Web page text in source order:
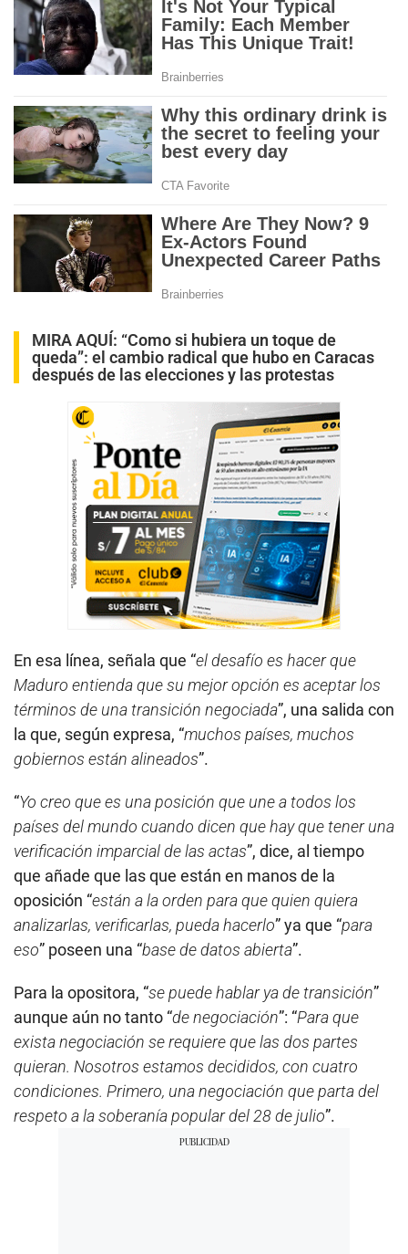
MIRA AQUÍ: “Como si hubiera un toque de
queda”: el cambio radical que hubo en Caracas
después de las elecciones y las protestas
En esa línea, señala que “el desafío es hacer que
Maduro entienda que su mejor opción es aceptar los
términos de una transición negociada”, una salida con
la que, según expresa, “muchos países, muchos
gobiernos están alineados”.
“Yo creo que es una posición que une a todos los
países del mundo cuando dicen que hay que tener una
verificación imparcial de las actas”, dice, al tiempo
que añade que las que están en manos de la
oposición “están a la orden para que quien quiera
analizarlas, verificarlas, pueda hacerlo” ya que “para
eso” poseen una “base de datos abierta”.
Para la opositora, “se puede hablar ya de transición”
aunque aún no tanto “de negociación”: “Para que
exista negociación se requiere que las dos partes
quieran. Nosotros estamos decididos, con cuatro
condiciones. Primero, una negociación que parta del
respeto a la soberanía popular del 28 de julio”.